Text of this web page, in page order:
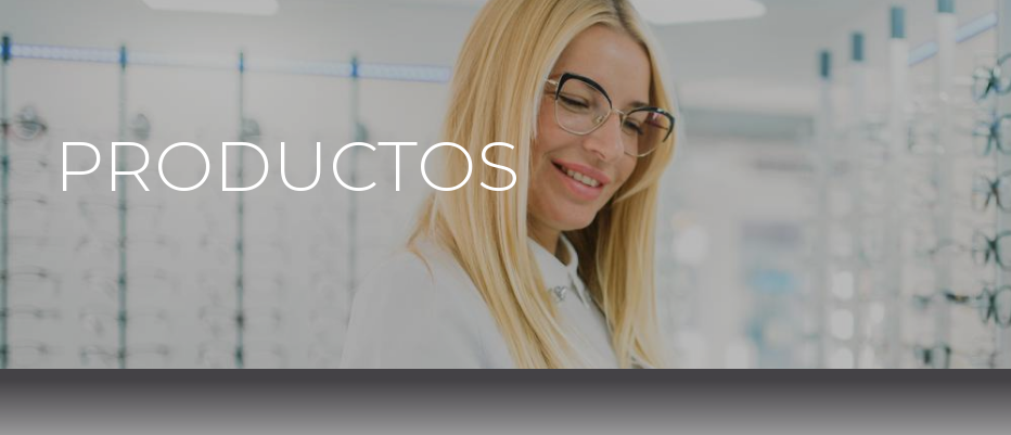
PRODUCTOS